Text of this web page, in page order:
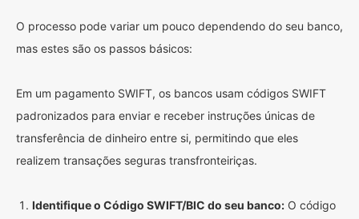
O processo pode variar um pouco dependendo do seu banco,
mas estes são os passos básicos:
Em um pagamento SWIFT, os bancos usam códigos SWIFT
padronizados para enviar e receber instruções únicas de
transferência de dinheiro entre si, permitindo que eles
realizem transações seguras transfronteiriças.
Identifique o Código SWIFT/BIC do seu banco: O código